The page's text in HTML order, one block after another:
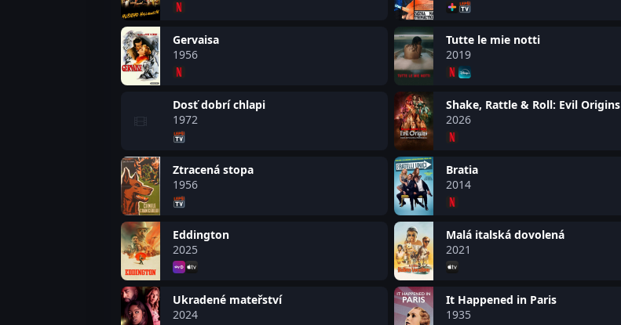
Gervaisa
1956
Tutte le mie notti
2019
Dosť dobrí chlapi
1972
Shake, Rattle & Roll: Evil Origins
2026
Ztracená stopa
1956
Bratia
2014
Eddington
2025
Malá italská dovolená
2021
Ukradené mateřství
2024
It Happened in Paris
1935